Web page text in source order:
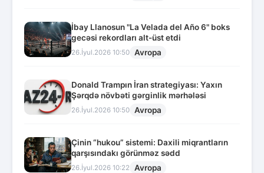
İbay Llanosun "La Velada del Año 6" boks
gecəsi rekordları alt-üst etdi
26.İyul.2026 10:50 Avropa
Donald Trampın İran strategiyası: Yaxın
Şərqdə növbəti gərginlik mərhələsi
26.İyul.2026 10:50 Avropa
Çinin “hukou” sistemi: Daxili miqrantların
qarşısındakı görünməz sədd
26.İyul.2026 10:22 Avropa